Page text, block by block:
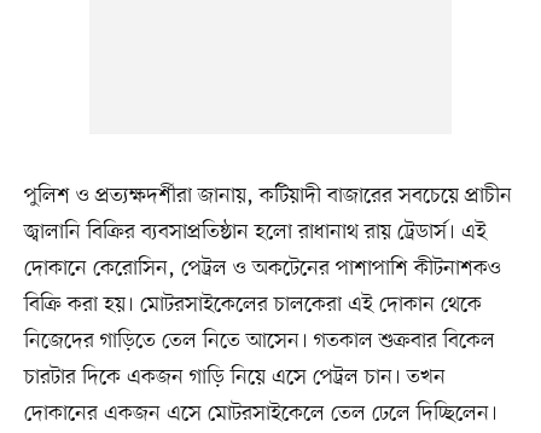
পুলিশ ও প্রত্যক্ষদর্শীরা জানায়, কটিয়াদী বাজারের সবচেয়ে প্রাচীন
জ্বালানি বিক্রির ব্যবসাপ্রতিষ্ঠান হলো রাধানাথ রায় ট্রেডার্স। এই
দোকানে কেরোসিন, পেট্রল ও অকটেনের পাশাপাশি কীটনাশকও
বিক্রি করা হয়। মোটরসাইকেলের চালকেরা এই দোকান থেকে
নিজেদের গাড়িতে তেল নিতে আসেন। গতকাল শুক্রবার বিকেল
চারটার দিকে একজন গাড়ি নিয়ে এসে পেট্রল চান। তখন
দোকানের একজন এসে মোটরসাইকেলে তেল ঢেলে দিচ্ছিলেন।